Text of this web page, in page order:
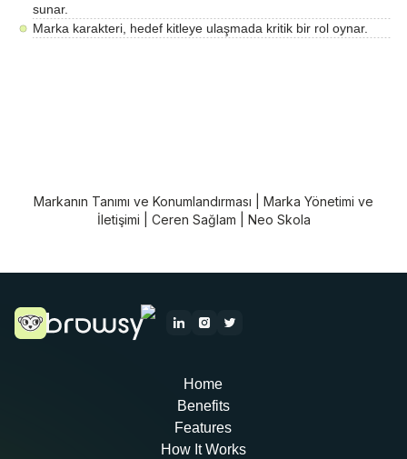
sunar.
Marka karakteri, hedef kitleye ulaşmada kritik bir rol oynar.
Markanın Tanımı ve Konumlandırması | Marka Yönetimi ve
İletişimi | Ceren Sağlam | Neo Skola
Home
Benefits
Features
How It Works